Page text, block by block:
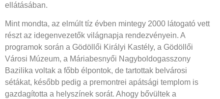
ellátásában.
Mint mondta, az elmúlt tíz évben mintegy 2000 látogató vett
részt az idegenvezetők világnapja rendezvényein. A
programok során a Gödöllői Királyi Kastély, a Gödöllői
Városi Múzeum, a Máriabesnyői Nagyboldogasszony
Bazilika voltak a főbb élpontok, de tartottak belvárosi
sétákat, később pedig a premontrei apátsági templom is
gazdagította a helyszínek sorát. Ahogy bővültek a